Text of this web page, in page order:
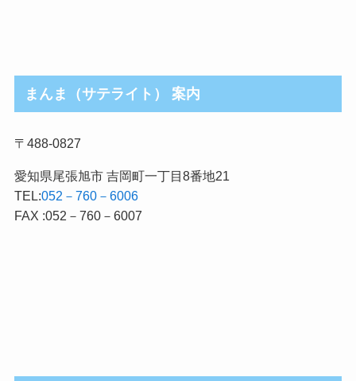
まんま（サテライト） 案内
〒488-0827
愛知県尾張旭市 吉岡町一丁目8番地21
TEL:052－760－6006
FAX :052－760－6007